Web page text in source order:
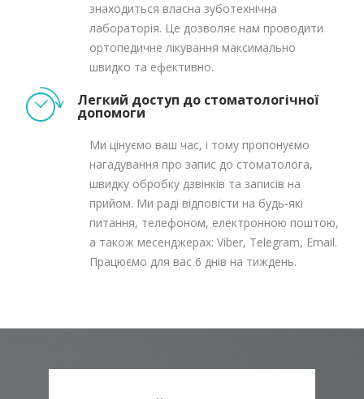
знаходиться власна зуботехнічна
лабораторія. Це дозволяє нам проводити
ортопедичне лікування максимально
швидко та ефективно.
Легкий доступ до стоматологічної
допомоги
Ми цінуємо ваш час, і тому пропонуємо
нагадування про запис до стоматолога,
швидку обробку дзвінків та записів на
прийом. Ми раді відповісти на будь-які
питання, телефоном, електронною поштою,
а також месенджерах: Viber, Telegram, Email.
Працюємо для вас 6 днів на тиждень.